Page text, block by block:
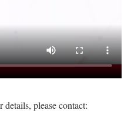
details, please contact: